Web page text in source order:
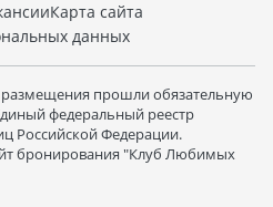
Карта сайта
данных
размещения прошли обязательную
федеральный реестр
Российской Федерации.
бронирования "Клуб Любимых